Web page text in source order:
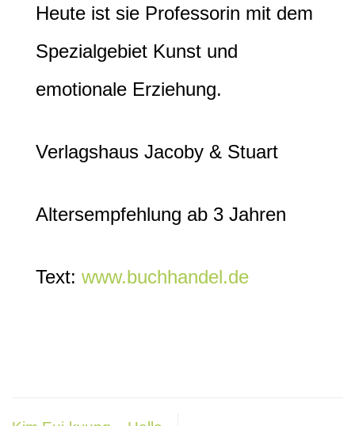
Heute ist sie Professorin mit dem
Spezialgebiet Kunst und
emotionale Erziehung.
Verlagshaus Jacoby & Stuart
Altersempfehlung ab 3 Jahren
Text: www.buchhandel.de